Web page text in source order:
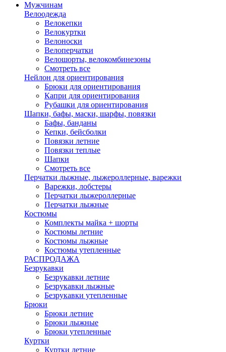
Мужчинам
Велоодежда
Велокепки
Велокуртки
Велоноски
Велоперчатки
Велошорты, велокомбинезоны
Смотреть все
Нейлон для ориентирования
Брюки для ориентирования
Капри для ориентирования
Рубашки для ориентирования
Шапки, бафы, маски, шарфы, повязки
Бафы, банданы
Кепки, бейсболки
Повязки летние
Повязки теплые
Шапки
Смотреть все
Перчатки лыжные, лыжероллерные, варежки
Варежки, лобстеры
Перчатки лыжероллерные
Перчатки лыжные
Костюмы
Комплекты майка + шорты
Костюмы летние
Костюмы лыжные
Костюмы утепленные
РАСПРОДАЖА
Безрукавки
Безрукавки летние
Безрукавки лыжные
Безрукавки утепленные
Брюки
Брюки летние
Брюки лыжные
Брюки утепленные
Куртки
Куртки летние